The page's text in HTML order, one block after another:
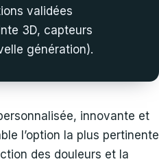
validées
3D, capteurs
génération).
innovante et
l’option la plus pertinente
des douleurs et la